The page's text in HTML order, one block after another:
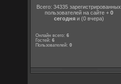
Всего: 34335 зарегистрированных
пользователей на сайте + 0
сегодняи (0 вчера)
Онлайн всего:6
Гостей:6
Пользователей:0